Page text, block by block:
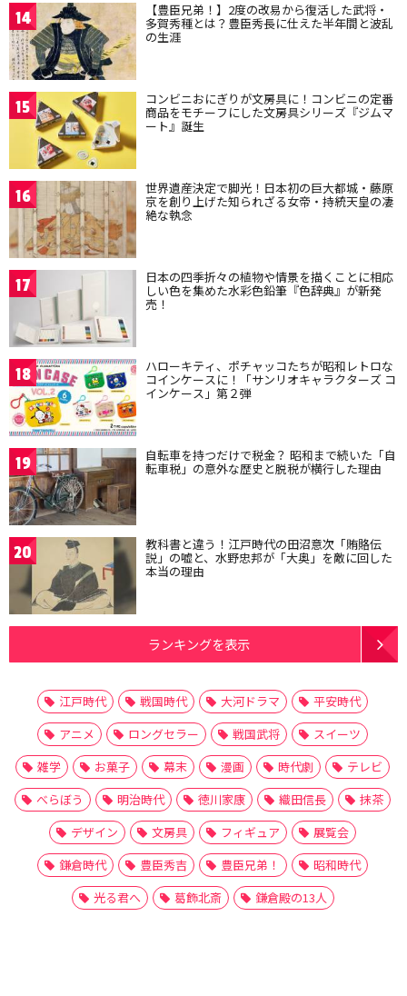
14 【豊臣兄弟！】2度の改易から復活した武将・
多賀秀種とは？豊臣秀長に仕えた半年間と波乱
の生涯
15 コンビニおにぎりが文房具に！コンビニの定番
商品をモチーフにした文房具シリーズ『ジムマ
ート』誕生
16 世界遺産決定で脚光！日本初の巨大都城・藤原
京を創り上げた知られざる女帝・持統天皇の凄
絶な執念
17 日本の四季折々の植物や情景を描くことに相応
しい色を集めた水彩色鉛筆『色辞典』が新発
売！
18 ハローキティ、ポチャッコたちが昭和レトロな
コインケースに！「サンリオキャラクターズ コ
インケース」第２弾
19 自転車を持つだけで税金？ 昭和まで続いた「自
転車税」の意外な歴史と脱税が横行した理由
20 教科書と違う！江戸時代の田沼意次「賄賂伝
説」の嘘と、水野忠邦が「大奥」を敵に回した
本当の理由
ランキングを表示
江戸時代 戦国時代 大河ドラマ
平安時代
アニメ
ロングセラー 戦国武将
スイーツ
雑学
お菓子 幕末 漫画 時代劇
テレビ
べらぼう
明治時代 徳川家康 織田信長
抹茶
デザイン
文房具 フィギュア
展覧会
鎌倉時代
豊臣秀吉 豊臣兄弟！
昭和時代
光る君へ
葛飾北斎 鎌倉殿の13人